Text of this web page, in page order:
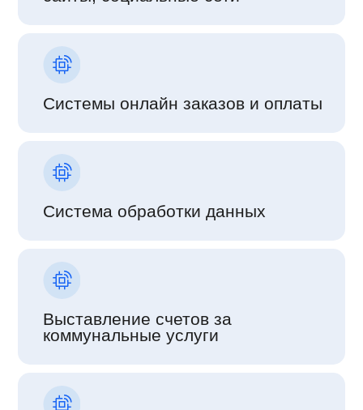
Системы онлайн заказов и оплаты
Система обработки данных
Выставление счетов за
коммунальные услуги